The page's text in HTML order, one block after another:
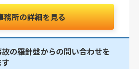
務所の詳細を見る
の羅針盤からの問い合わせを